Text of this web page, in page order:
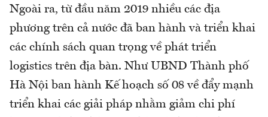
Ngoài ra, từ đầu năm 2019 nhiều các địa
phương trên cả nước đã ban hành và triển khai
các chính sách quan trọng về phát triển
logistics trên địa bàn. Như UBND Thành phố
Hà Nội ban hành Kế hoạch số 08 về đẩy mạnh
triển khai các giải pháp nhằm giảm chi phí